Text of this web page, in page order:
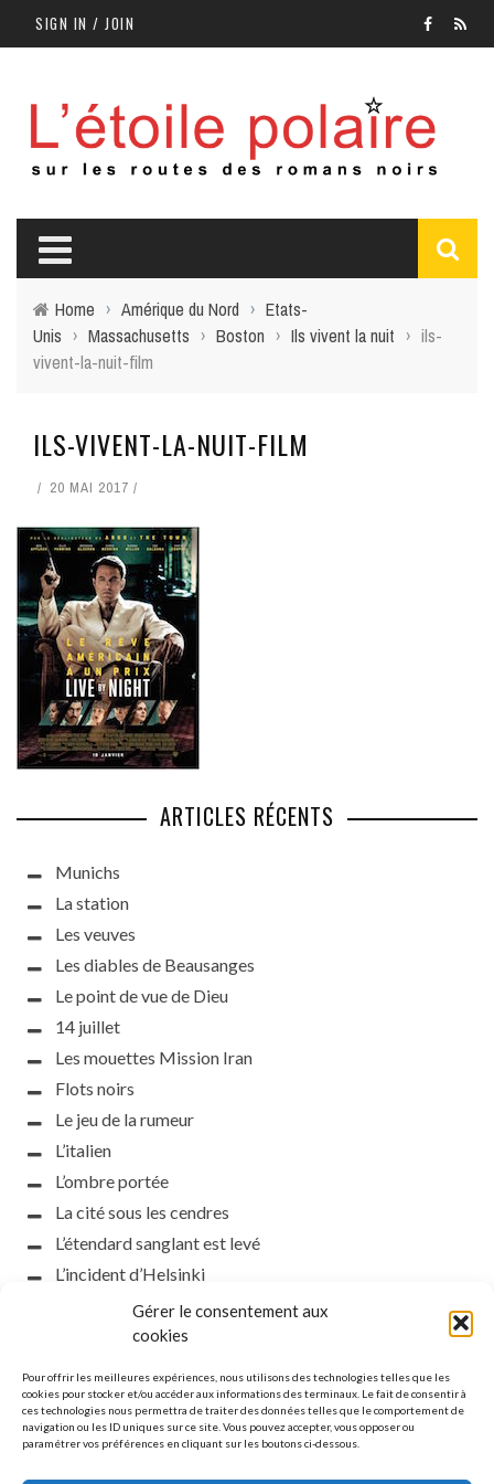
Gérer le consentement aux
cookies
Pour offrir les meilleures expériences, nous utilisons des technologies telles que les
cookies pour stocker et/ou accéder aux informations des terminaux. Le fait de consentir à
ces technologies nous permettra de traiter des données telles que le comportement de
navigation ou les ID uniques sur ce site. Vous pouvez accepter, vous opposer ou
paramétrer vos préférences en cliquant sur les boutons ci-dessous.
SIGN IN / JOIN
Home › Amérique du Nord › Etats-
Unis › Massachusetts › Boston › Ils vivent la nuit › ils-
vivent-la-nuit-film
ILS-VIVENT-LA-NUIT-FILM
20 MAI 2017
ARTICLES RÉCENTS
Munichs
La station
Les veuves
Les diables de Beausanges
Le point de vue de Dieu
14 juillet
Les mouettes Mission Iran
Flots noirs
Le jeu de la rumeur
L’italien
L’ombre portée
La cité sous les cendres
L’étendard sanglant est levé
L’incident d’Helsinki
la petite fasciste
Toutes les nuances de la nuit
Que s’obscurcissent le soleil et la lumière
Le silence